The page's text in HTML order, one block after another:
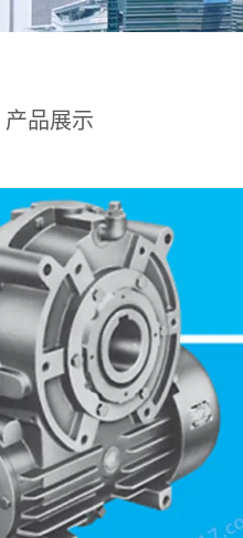
产品展示